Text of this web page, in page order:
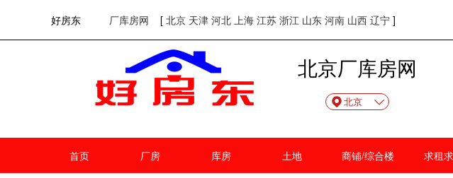
好房东 厂库房网 [ 北京 天津 河北 上海 江苏 浙江 山东 河南 山西 辽宁 ]
欢迎访问好房东！网站首页
北京厂库房网
北京
首页 厂房 库房 土地 商铺/综合楼 求租